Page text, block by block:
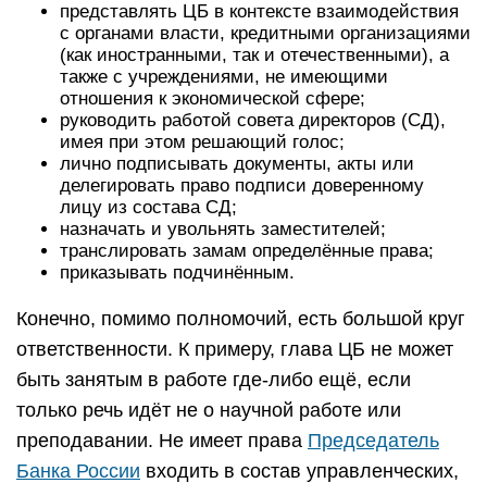
представлять ЦБ в контексте взаимодействия
с органами власти, кредитными организациями
(как иностранными, так и отечественными), а
также с учреждениями, не имеющими
отношения к экономической сфере;
руководить работой совета директоров (СД),
имея при этом решающий голос;
лично подписывать документы, акты или
делегировать право подписи доверенному
лицу из состава СД;
назначать и увольнять заместителей;
транслировать замам определённые права;
приказывать подчинённым.
Конечно, помимо полномочий, есть большой круг
ответственности. К примеру, глава ЦБ не может
быть занятым в работе где-либо ещё, если
только речь идёт не о научной работе или
преподавании. Не имеет права Председатель
Банка России входить в состав управленческих,